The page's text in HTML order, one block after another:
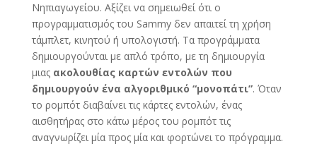
Νηπιαγωγείου. Αξίζει να σημειωθεί ότι ο
προγραμματισμός του Sammy δεν απαιτεί τη χρήση
τάμπλετ, κινητού ή υπολογιστή. Τα προγράμματα
δημιουργούνται με απλό τρόπο, με τη δημιουργία
μιας ακολουθίας καρτών εντολών που
δημιουργούν ένα αλγοριθμικό “μονοπάτι”. Όταν
το ρομπότ διαβαίνει τις κάρτες εντολών, ένας
αισθητήρας στο κάτω μέρος του ρομπότ τις
αναγνωρίζει μία προς μία και φορτώνει το πρόγραμμα.